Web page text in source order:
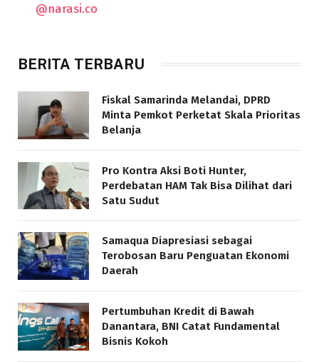
@narasi.co
BERITA TERBARU
Fiskal Samarinda Melandai, DPRD
Minta Pemkot Perketat Skala Prioritas
Belanja
Pro Kontra Aksi Boti Hunter,
Perdebatan HAM Tak Bisa Dilihat dari
Satu Sudut
Samaqua Diapresiasi sebagai
Terobosan Baru Penguatan Ekonomi
Daerah
Pertumbuhan Kredit di Bawah
Danantara, BNI Catat Fundamental
Bisnis Kokoh